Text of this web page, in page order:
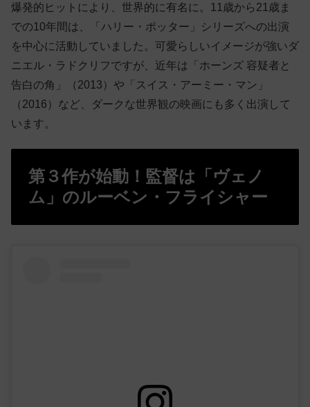
爆発的ヒットにより、世界的に有名に。11歳から21歳ま
での10年間は、「ハリー・ポッター」シリーズへの出演
を中心に活動していました。可愛らしいイメージが強いダ
ニエル・ラドクリフですが、近年は「ホーンズ 容疑者と
告白の角」（2013）や「スイス・アーミー・マン」
（2016）など、ダークな世界観の映画にも多く出演して
います。
第３作が始動！監督は「ヴェノ
ム」のルーベン・フライシャー